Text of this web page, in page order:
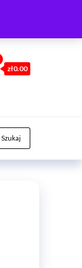
zł0.00
Szukaj